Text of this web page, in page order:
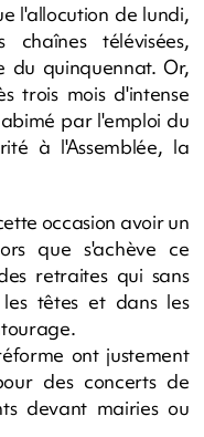
l'allocution de lundi,
chaînes télévisées,
du quinquennat. Or,
trois mois d'intense
par l'emploi du
à l'Assemblée, la
occasion avoir un
que s'achève ce
retraites qui sans
têtes et dans les
ont justement
des concerts de
devant mairies ou